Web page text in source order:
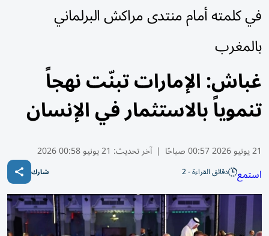
في كلمته أمام منتدى مراكش البرلماني
بالمغرب
غباش: الإمارات تبنّت نهجاً
تنموياً بالاستثمار في الإنسان
21 يونيو 2026 00:57 صباحًا | آخر تحديث: 21 يونيو 00:58 2026
استمع دقائق القراءة - 2 شارك